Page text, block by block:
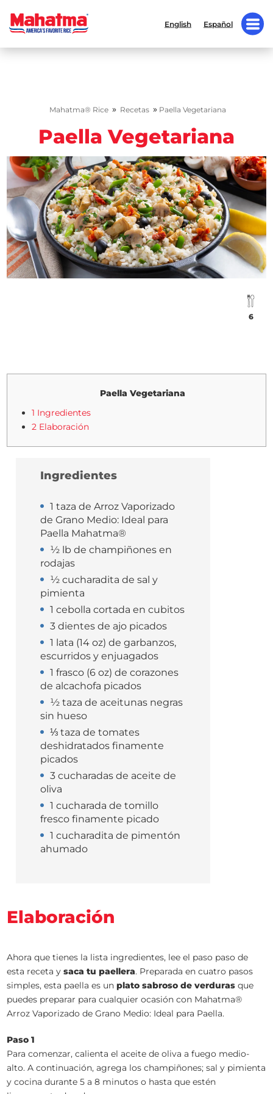
English Español
Mahatma® Rice » Recetas » Paella Vegetariana
Paella Vegetariana
6
Paella Vegetariana
1 Ingredientes
2 Elaboración
Ingredientes
1 taza de Arroz Vaporizado
de Grano Medio: Ideal para
Paella Mahatma®
½ lb de champiñones en
rodajas
½ cucharadita de sal y
pimienta
1 cebolla cortada en cubitos
3 dientes de ajo picados
1 lata (14 oz) de garbanzos,
escurridos y enjuagados
1 frasco (6 oz) de corazones
de alcachofa picados
½ taza de aceitunas negras
sin hueso
⅓ taza de tomates
deshidratados finamente
picados
3 cucharadas de aceite de
oliva
1 cucharada de tomillo
fresco finamente picado
1 cucharadita de pimentón
ahumado
Elaboración
Ahora que tienes la lista ingredientes, lee el paso paso de
esta receta ysaca tu paellera. Preparada en cuatro pasos
simples, esta paella es unplato sabroso de verduras que
puedes preparar para cualquier ocasión con Mahatma®
Arroz Vaporizado de Grano Medio: Ideal para Paella.
Paso 1
Para comenzar, calienta el aceite de oliva a fuego medio-
alto. A continuación, agrega los champiñones; sal y pimienta
y cocina durante 5 a 8 minutos o hasta que estén